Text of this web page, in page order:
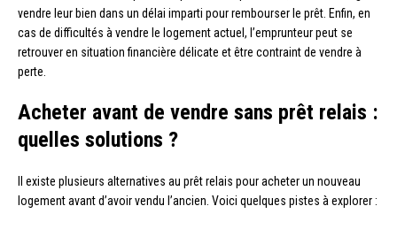
vendre leur bien dans un délai imparti pour rembourser le prêt. Enfin, en
cas de difficultés à vendre le logement actuel, l’emprunteur peut se
retrouver en situation financière délicate et être contraint de vendre à
perte.
Acheter avant de vendre sans prêt relais :
quelles solutions ?
Il existe plusieurs alternatives au prêt relais pour acheter un nouveau
logement avant d’avoir vendu l’ancien. Voici quelques pistes à explorer :